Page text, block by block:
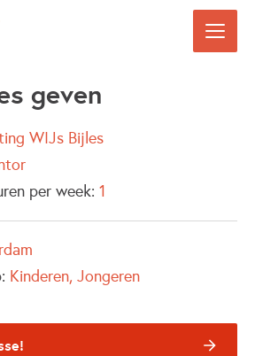
geven
WIJs Bijles
per week: 1
Kinderen Jongeren